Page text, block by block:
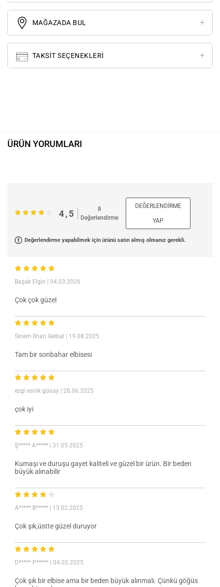
MAĞAZADA BUL
TAKSIT SEÇENEKLERI
ÜRÜN YORUMLARI
4,5
8
Değerlendirme
DEĞERLENDIRME
YAP
Değerlendirme yapabilmek için ürünü satın almış olmanız gerekli.
Başak Elgin | 04.03.2026
Çok çok güzel
Sinem İlhan Gelbal | 19.08.2025
Tam bir sonbahar elbisesi
ezgi esnik günay | 28.06.2025
çok iyi
Ş***** A***** | 31.05.2025
Kumaşı ve duruşu gayet kaliteli ve güzel bir ürün. Bir beden
büyük alınabilir
A***** B***** | 13.02.2025
Çok şık,üstte güzel duruyor
D***** P***** | 04.02.2025
Çok şık bir elbise ama bir beden büyük alınmalı. Çünkü göğüs